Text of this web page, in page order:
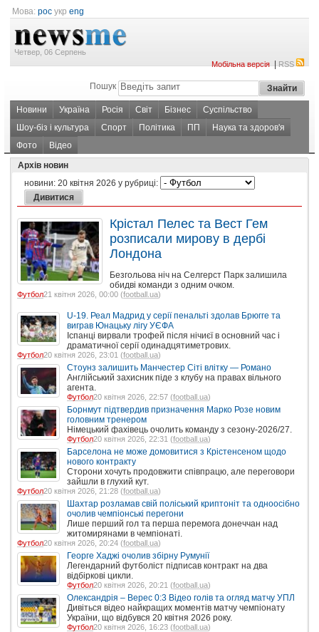
Мова: рос укр eng
Четвер, 06 Серпень
Мобільна версія|RSS
Пошук
Новини Україна Росія Світ Бізнес
Суспільство
Шоу-біз і культура
Спорт Політика ПП
Наука та здоров'я
Фото
Відео
Архів новин
новини: 20 квітня 2026 у рубриці:
Крістал Пелес та Вест Гем
розписали мирову в дербі
Лондона
Безгольова ніч на Селгерст Парк залишила
обидві команди з одним очком.
Футбол21 квітня 2026, 00:00 (football.ua)
U-19. Реал Мадрид у серії пенальті здолав Брюгге та
виграв Юнацьку лігу УЄФА
Іспанці вирвали трофей після нічиєї в основний час і
драматичної серії одинадцятиметрових.
Футбол20 квітня 2026, 23:01 (football.ua)
Стоунз залишить Манчестер Сіті влітку — Романо
Англійський захисник піде з клубу на правах вільного
агента.
Футбол20 квітня 2026, 22:57 (football.ua)
Борнмут підтвердив призначення Марко Розе новим
головним тренером
Німецький фахівець очолить команду з сезону-2026/27.
Футбол20 квітня 2026, 22:31 (football.ua)
Барселона не може домовитися з Крістенсеном щодо
нового контракту
Сторони хочуть продовжити співпрацю, але переговори
зайшли в глухий кут.
Футбол20 квітня 2026, 21:28 (football.ua)
Шахтар розламав свій поліський криптоніт та одноосібно
очолив чемпіонські перегони
Лише перший гол та перша перемога донеччан над
житомирянами в чемпіонаті.
Футбол20 квітня 2026, 20:24 (football.ua)
Георге Хаджі очолив збірну Румунії
Легендарний футболіст підписав контракт на два
відбіркові цикли.
Футбол20 квітня 2026, 20:21 (football.ua)
Олександрія – Верес 0:3 Відео голів та огляд матчу УПЛ
Дивіться відео найкращих моментів матчу чемпіонату
України, що відбувся 20 квітня 2026 року.
Футбол20 квітня 2026, 16:23 (football.ua)